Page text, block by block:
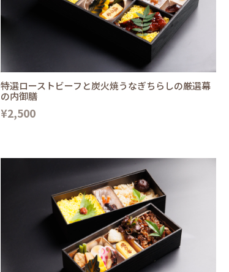
特選ローストビーフと炭火焼うなぎちらしの厳選幕
の内御膳
¥2,500